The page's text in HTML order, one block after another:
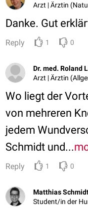
Arzt | Ärztin
Danke. Gut
Reply 1 0
Dr. med. Roland
Arzt | Ärztin
Wo liegt der
von mehreren
jedem
Schmidt und...
Reply 1 0
Matthias
Student/in der